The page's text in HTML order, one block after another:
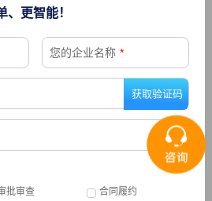
合同正文支持添加二维码，二维
，实现多途径的文本风险防范！
合同、非标合同设置不同拟制方
档细化为“合同回收”、“合同归档”
直接归档”、“经办人上传、管理
贴合实际业务！
更智能！
您的企业名称 *
批审查
合同履约